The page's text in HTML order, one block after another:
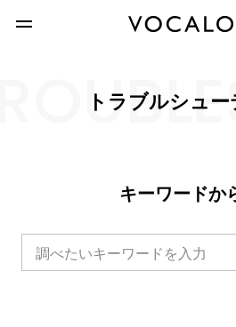
トラブルシュ
キーワードか